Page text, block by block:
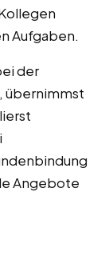
Aufgaben.
der
übernimmst
Angebote